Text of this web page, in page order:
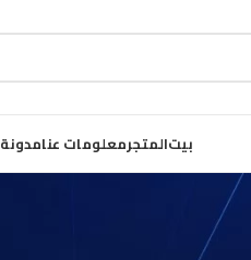
بيتالمتجرمعلومات عنامدونة